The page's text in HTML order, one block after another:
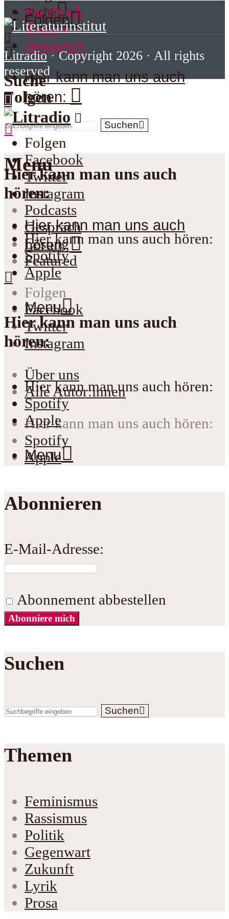
Suche
Suche
Suchen
Facebook
Twitter
Instagram
Hier kann man uns auch
hören:
Hier kann man uns auch
hören:
Hier kann man uns auch hören:
Spotify
Apple
Menu
Folgen
Folgen
Folgen
Facebook
Twitter
Instagram
Hier kann man uns auch
hören:
Hier kann man uns auch
hören:
Hier kann man uns auch hören:
Spotify
Apple
Menu
Litradio· Copyright 2026 · All rights
reserved
Menu
Podcasts
Gespräch
Lesung
Featured
Folgen
Facebook
Twitter
Instagram
Über uns
Alle Autor:innen
Hier kann man uns auch hören:
Spotify
Apple
Abonnieren
E-Mail-Adresse:
Abonnement abbestellen
Abonniere mich
Suchen
Suchen
Themen
Feminismus
Rassismus
Politik
Gegenwart
Zukunft
Lyrik
Prosa